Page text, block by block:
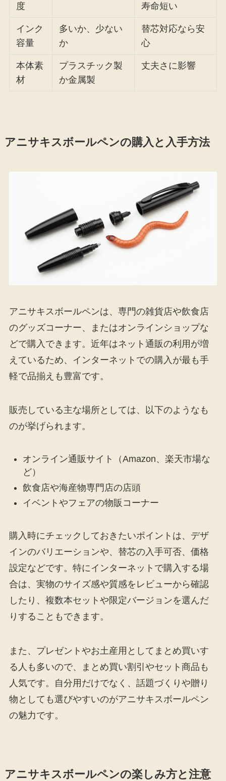
度
寿命短い
インク
容量
多いか、少ない
か
替芯対応なら安
心
本体素
材
プラスチック製
か金属製
丈夫さに影響
アニサキスボールペンの購入と入手方法
アニサキスボールペンは、専門の雑貨店や飲食店
のグッズコーナー、またはオンラインショップな
どで購入できます。近年はネット通販の利用が増
えているため、インターネットでの購入が最も手
軽で品揃えも豊富です。
販売している主な場所としては、以下のようなも
のが挙げられます。
オンライン通販サイト（Amazon、楽天市場な
ど）
飲食店や海産物専門店の店頭
イベントやフェアの物販コーナー
購入時にチェックしておきたいポイントは、デザ
インのバリエーションや、替芯の入手可否、価格
設定などです。特にインターネットで購入する場
合は、実物のサイズ感や質感をレビューから確認
したり、複数本セットや限定バージョンを選んだ
りすることもできます。
また、プレゼントやお土産用としてまとめ買いす
る人も多いので、まとめ買い割引やセット商品も
人気です。自分用だけでなく、話題づくりや贈り
物としても選びやすいのがアニサキスボールペン
の魅力です。
アニサキスボールペンの楽しみ方と注意